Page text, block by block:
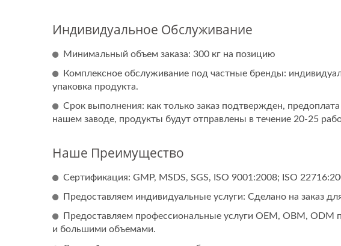
Индивидуальное Обслуживание
Минимальный объем заказа: 300 кг на позицию
Комплексное обслуживание под частные бренды:
упаковка продукта.
Срок выполнения: как только заказ подтвержден,
нашем заводе, продукты будут отправлены в течение 20-25
Наше Преимущество
Сертификация: GMP, MSDS, SGS, ISO 9001:2008; ISO
Предоставляем индивидуальные услуги: Сделано на заказ
Предоставляем профессиональные услуги OEM, OBM,
и большими объемами.